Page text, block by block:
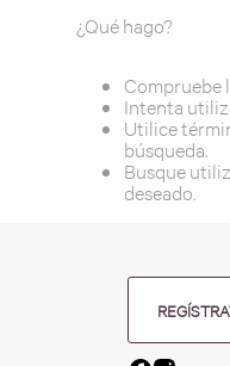
¿Qué hago?
Compruebe
Intenta
Utilice
búsqueda.
Busque
deseado.